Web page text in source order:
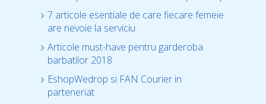
7 articole esentiale de care fiecare femeie
are nevoie la serviciu
Articole must-have pentru garderoba
barbatilor 2018
EshopWedrop si FAN Courier in
parteneriat